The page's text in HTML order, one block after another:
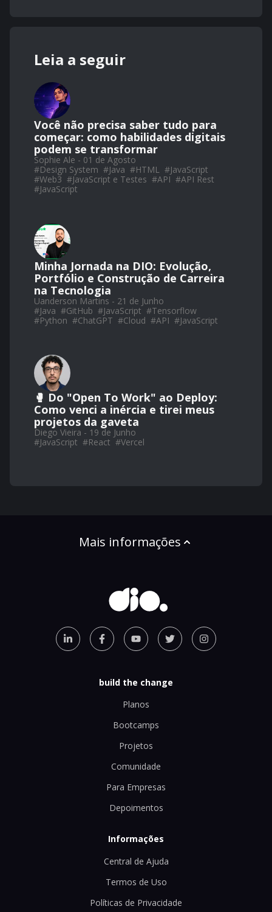
Leia a seguir
Você não precisa saber tudo para
começar: como habilidades digitais
podem se transformar
Sophie Ale - 01 de Agosto
#Design System #Java #HTML #JavaScript
#Web3 #JavaScript e Testes #API #API Rest
#JavaScript
Minha Jornada na DIO: Evolução,
Portfólio e Construção de Carreira
na Tecnologia
Uanderson Martins - 21 de Junho
#Java #GitHub #JavaScript #Tensorflow
#Python #ChatGPT #Cloud #API #JavaScript
🥊 Do "Open To Work" ao Deploy:
Como venci a inércia e tirei meus
projetos da gaveta
Diego Vieira - 19 de Junho
#JavaScript #React #Vercel
Mais informações
build the change
Planos
Bootcamps
Projetos
Comunidade
Para Empresas
Depoimentos
Informações
Central de Ajuda
Termos de Uso
Políticas de Privacidade